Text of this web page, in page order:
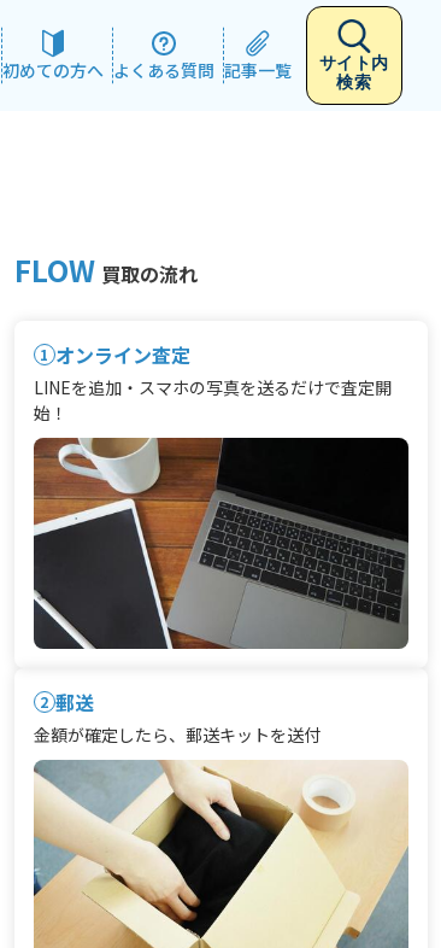
初めての方へ よくある質問 記事一覧
サイト内
検索
FLOW 買取の流れ
1 オンライン査定
LINEを追加・スマホの写真を送るだけで査定開
始！
2 郵送
金額が確定したら、郵送キットを送付